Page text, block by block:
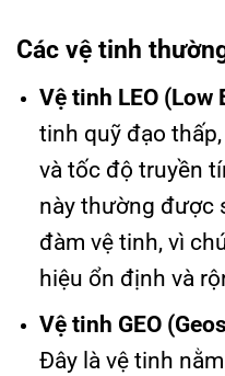
Các vệ tinh
Vệ tinh LEO (Low
tinh quỹ đạo
và tốc độ truyền
này thường được
đàm vệ tinh, vì
hiệu ổn định và
Vệ tinh GEO
Đây là vệ tinh